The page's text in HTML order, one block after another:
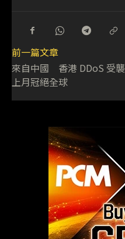
前一篇文章
來自中國 香港 DDoS 受襲
上月冠絕全球